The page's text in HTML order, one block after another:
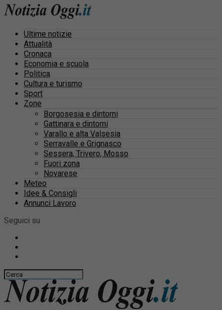
Ultime notizie
Attualità
Cronaca
Economia e scuola
Politica
Cultura e turismo
Sport
Zone
Borgosesia e dintorni
Gattinara e dintorni
Varallo e alta Valsesia
Serravalle e Grignasco
Sessera, Trivero, Mosso
Fuori zona
Novarese
Meteo
Idee & Consigli
Annunci Lavoro
Seguici su